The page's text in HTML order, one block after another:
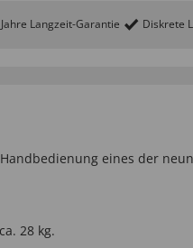
Langzeit-Garantie Diskrete
eines der
28 kg.